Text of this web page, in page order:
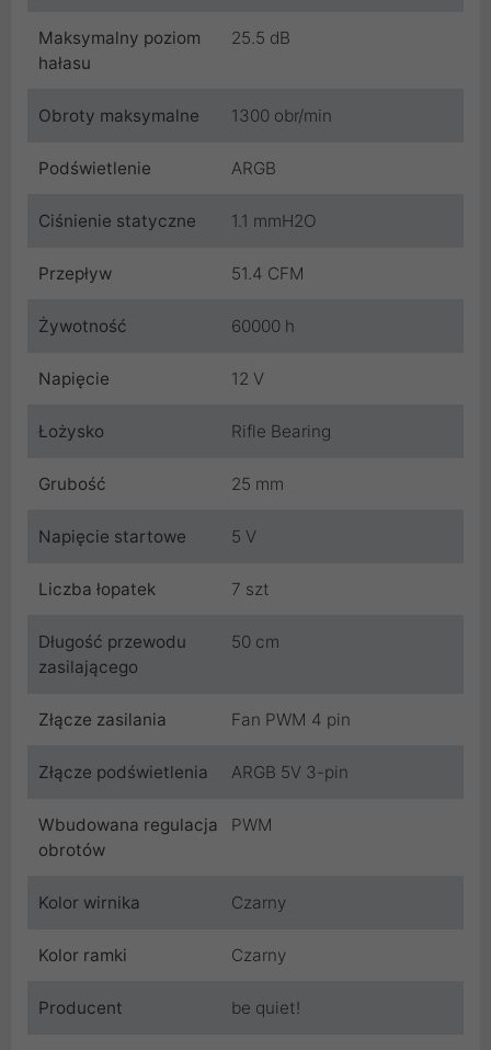
Maksymalny poziom
hałasu
25.5 dB
Obroty maksymalne 1300 obr/min
Podświetlenie ARGB
Ciśnienie statyczne 1.1 mmH2O
Przepływ 51.4 CFM
Żywotność 60000 h
Napięcie 12 V
Łożysko Rifle Bearing
Grubość 25 mm
Napięcie startowe 5 V
Liczba łopatek 7 szt
Długość przewodu
zasilającego
50 cm
Złącze zasilania Fan PWM 4 pin
Złącze podświetlenia ARGB 5V 3-pin
Wbudowana regulacja
obrotów
PWM
Kolor wirnika Czarny
Kolor ramki Czarny
Producent be quiet!